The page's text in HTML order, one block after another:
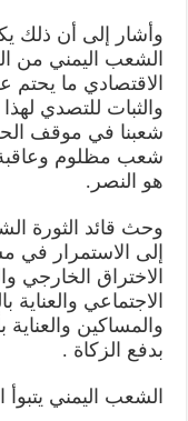
وأشار إلى أن ذلك
الشعب اليمني من
الاقتصادي ما
والثبات للتصدي
شعبنا في موقف
شعب مظلوم وعاقبة
هو النصر.
وحث قائد الثورة
إلى الاستمرار في
الاختراق
الاجتماعي والعناية
والمساكين والعناية
بدفع الزكاة .
الشعب اليمني يتبوأ